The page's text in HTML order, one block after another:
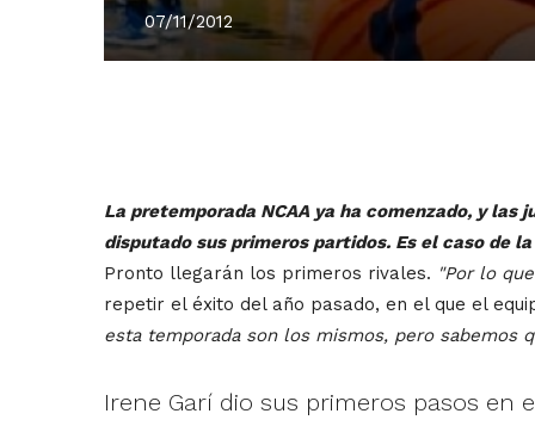
07/11/2012
La pretemporada NCAA ya ha comenzado, y
disputado sus primeros partidos. Es el caso de
Pronto llegarán los primeros rivales. "Por lo
repetir el éxito del año pasado, en el que el
esta temporada son los mismos, pero sabemos
Irene Garí dio sus primeros pasos en